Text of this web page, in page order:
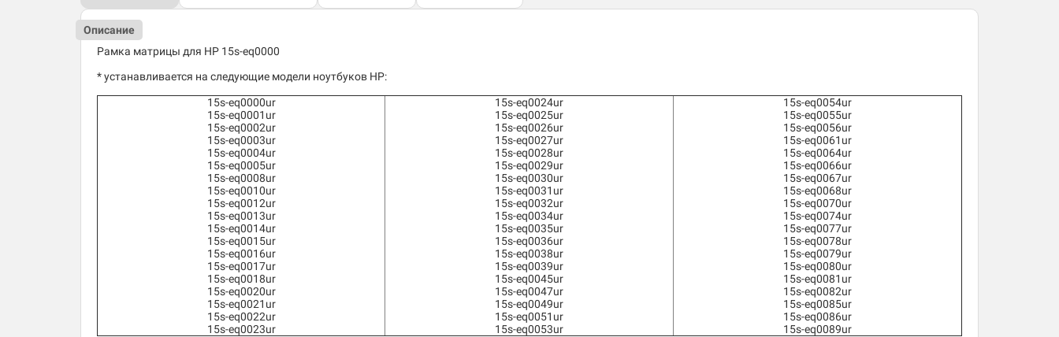
Описание
Рамка матрицы для HP 15s-eq0000
* устанавливается на следующие модели ноутбуков HP:
15s-eq0000ur
15s-eq0001ur
15s-eq0002ur
15s-eq0003ur
15s-eq0004ur
15s-eq0005ur
15s-eq0008ur
15s-eq0010ur
15s-eq0012ur
15s-eq0013ur
15s-eq0014ur
15s-eq0015ur
15s-eq0016ur
15s-eq0017ur
15s-eq0018ur
15s-eq0020ur
15s-eq0021ur
15s-eq0022ur
15s-eq0023ur
15s-eq0024ur
15s-eq0025ur
15s-eq0026ur
15s-eq0027ur
15s-eq0028ur
15s-eq0029ur
15s-eq0030ur
15s-eq0031ur
15s-eq0032ur
15s-eq0034ur
15s-eq0035ur
15s-eq0036ur
15s-eq0038ur
15s-eq0039ur
15s-eq0045ur
15s-eq0047ur
15s-eq0049ur
15s-eq0051ur
15s-eq0053ur
15s-eq0054ur
15s-eq0055ur
15s-eq0056ur
15s-eq0061ur
15s-eq0064ur
15s-eq0066ur
15s-eq0067ur
15s-eq0068ur
15s-eq0070ur
15s-eq0074ur
15s-eq0077ur
15s-eq0078ur
15s-eq0079ur
15s-eq0080ur
15s-eq0081ur
15s-eq0082ur
15s-eq0085ur
15s-eq0086ur
15s-eq0089ur